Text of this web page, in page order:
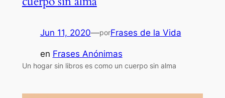
Jun 11, 2020—porFrases de la Vida
en Frases Anónimas
Un hogar sin libros es como un cuerpo sin alma